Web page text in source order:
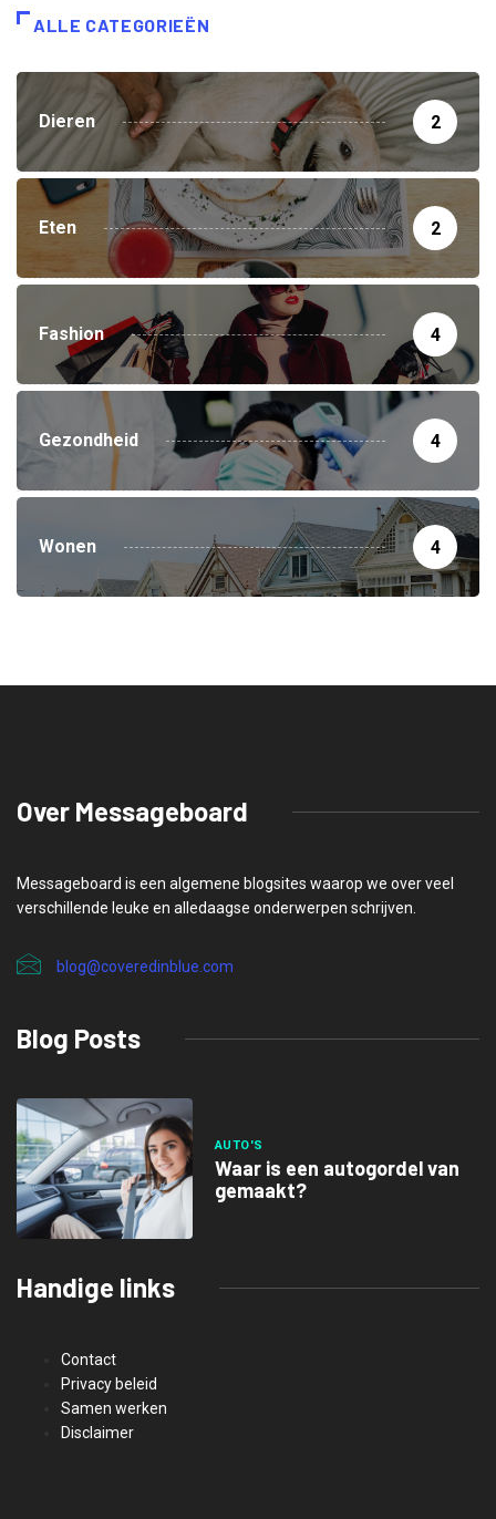
ALLE CATEGORIEËN
Dieren 2
Eten 2
Fashion 4
Gezondheid 4
Wonen 4
Over Messageboard
Messageboard is een algemene blogsites waarop we over veel
verschillende leuke en alledaagse onderwerpen schrijven.
blog@coveredinblue.com
Blog Posts
AUTO'S
Waar is een autogordel van
gemaakt?
Handige links
Contact
Privacy beleid
Samen werken
Disclaimer